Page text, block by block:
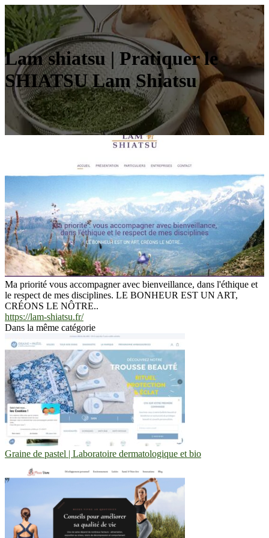
Lam shiatsu | Pratiquer le
SHIATSU Lam Shiatsu
Ma priorité vous accompagner avec bienveillance, dans l'éthique et
le respect de mes disciplines. LE BONHEUR EST UN ART,
CRÉONS LE NÔTRE..
https://lam-shiatsu.fr/
Dans la même catégorie
Graine de pastel | Laboratoire dermatologique et bio